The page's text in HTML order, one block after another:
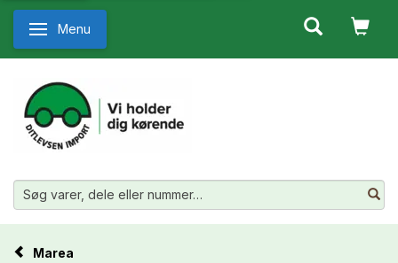
Skifte navigation
Menu
Marea